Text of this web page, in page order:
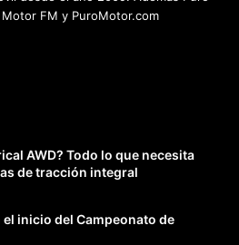
FM y PuroMotor.com
AWD? Todo lo que necesita
de tracción integral
inicio del Campeonato de